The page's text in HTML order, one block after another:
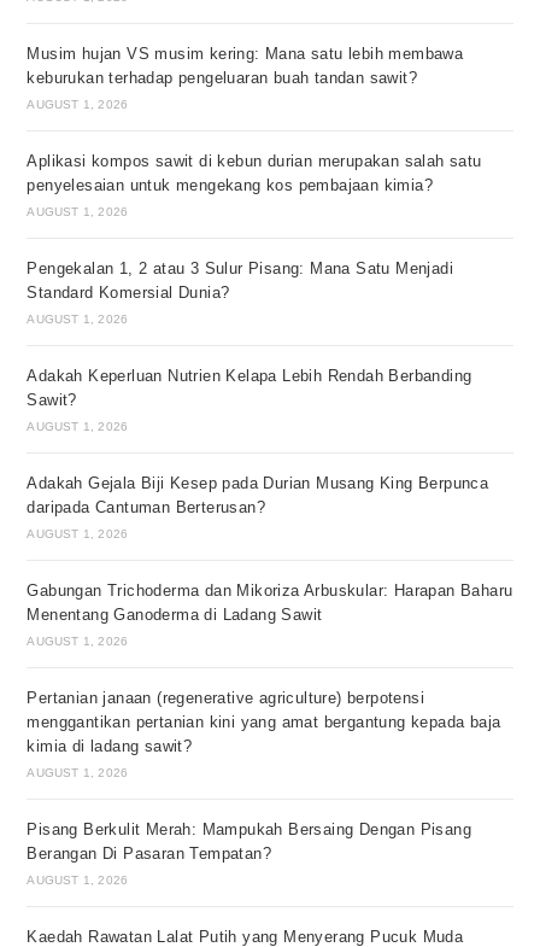
Musim hujan VS musim kering: Mana satu lebih membawa
keburukan terhadap pengeluaran buah tandan sawit?
AUGUST 1, 2026
Aplikasi kompos sawit di kebun durian merupakan salah satu
penyelesaian untuk mengekang kos pembajaan kimia?
AUGUST 1, 2026
Pengekalan 1, 2 atau 3 Sulur Pisang: Mana Satu Menjadi
Standard Komersial Dunia?
AUGUST 1, 2026
Adakah Keperluan Nutrien Kelapa Lebih Rendah Berbanding
Sawit?
AUGUST 1, 2026
Adakah Gejala Biji Kesep pada Durian Musang King Berpunca
daripada Cantuman Berterusan?
AUGUST 1, 2026
Gabungan Trichoderma dan Mikoriza Arbuskular: Harapan Baharu
Menentang Ganoderma di Ladang Sawit
AUGUST 1, 2026
Pertanian janaan (regenerative agriculture) berpotensi
menggantikan pertanian kini yang amat bergantung kepada baja
kimia di ladang sawit?
AUGUST 1, 2026
Pisang Berkulit Merah: Mampukah Bersaing Dengan Pisang
Berangan Di Pasaran Tempatan?
AUGUST 1, 2026
Kaedah Rawatan Lalat Putih yang Menyerang Pucuk Muda